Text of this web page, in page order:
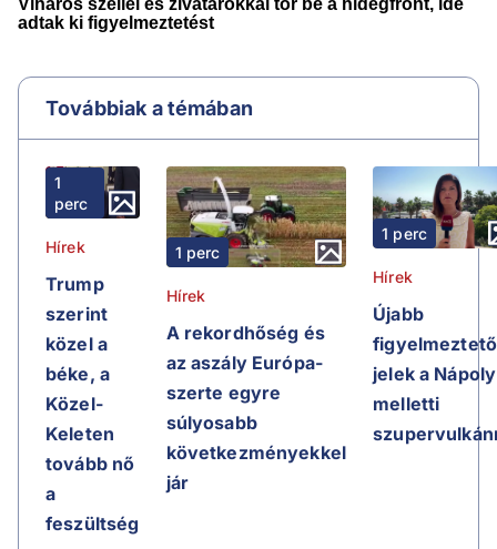
Továbbiak a témában
1
perc
Hírek
Trump
szerint
közel a
béke, a
Közel-
Keleten
tovább nő
a
feszültség
1 perc
Hírek
A rekordhőség és
az aszály Európa-
szerte egyre
súlyosabb
következményekkel
jár
1 perc
Hírek
Újabb
figyelmeztető
jelek a Nápoly
melletti